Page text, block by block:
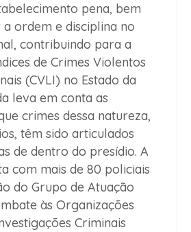
pena, bem
ordem e disciplina no
contribuindo para a
de Crimes Violentos
(CVLI) no Estado da
leva em conta as
crimes dessa natureza,
têm sido articulados
de dentro do presídio. A
com mais de 80 policiais
do Grupo de Atuação
às Organizações
Criminais